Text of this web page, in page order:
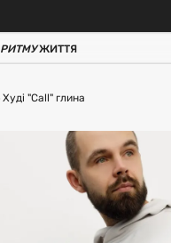
РИТМУЖИТТЯ
Худі "Call" глина